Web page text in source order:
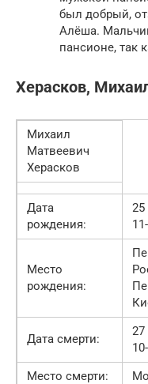
был добрый,
Алёша.
пансионе, так
Херасков,
Михаил
Матвеевич
Херасков
Дата
рождения:
25
Место
рождения:
Дата смерти:
27
Место смерти: